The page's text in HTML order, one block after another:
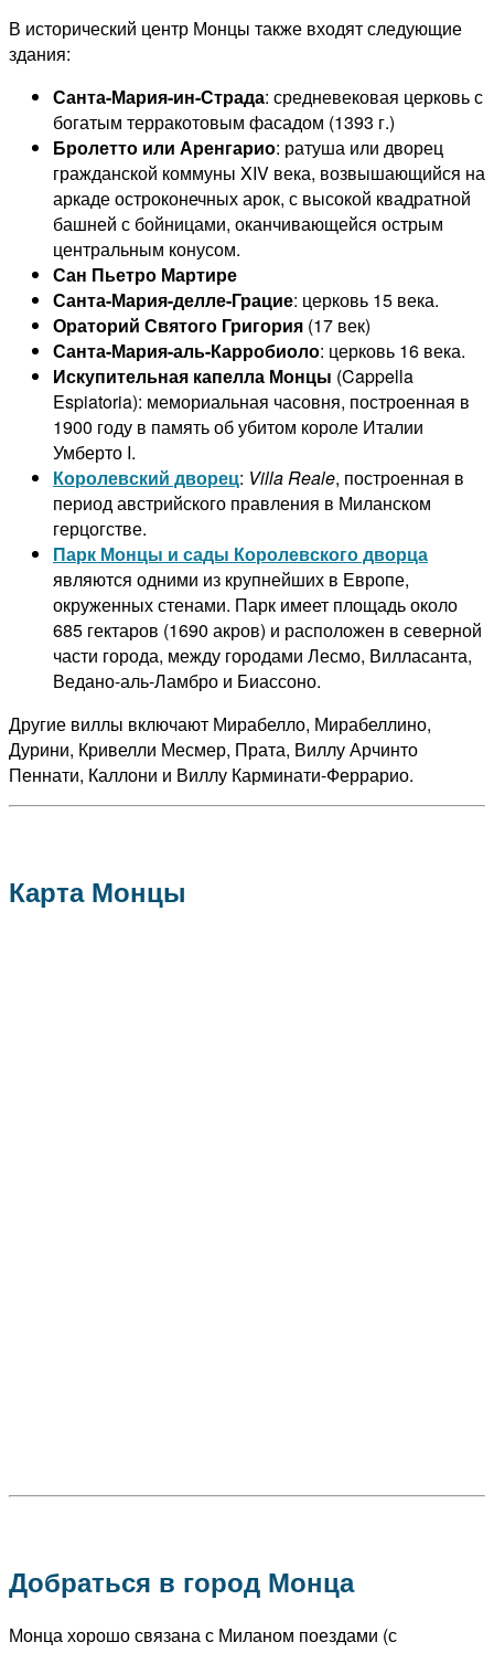
В исторический центр Монцы также входят следующие
здания:
Санта-Мария-ин-Страда: средневековая церковь с
богатым терракотовым фасадом (1393 г.)
Бролетто или Аренгарио: ратуша или дворец
гражданской коммуны XIV века, возвышающийся на
аркаде остроконечных арок, с высокой квадратной
башней с бойницами, оканчивающейся острым
центральным конусом.
Сан Пьетро Мартире
Санта-Мария-делле-Грацие: церковь 15 века.
Ораторий Святого Григория (17 век)
Санта-Мария-аль-Карробиоло: церковь 16 века.
Искупительная капелла Монцы (Cappella
Espiatoria): мемориальная часовня, построенная в
1900 году в память об убитом короле Италии
Умберто I.
Королевский дворец: Villa Reale, построенная в
период австрийского правления в Миланском
герцогстве.
Парк Монцы и сады Королевского дворца
являются одними из крупнейших в Европе,
окруженных стенами. Парк имеет площадь около
685 гектаров (1690 акров) и расположен в северной
части города, между городами Лесмо, Вилласанта,
Ведано-аль-Ламбро и Биассоно.
Другие виллы включают Мирабелло, Мирабеллино,
Дурини, Кривелли Месмер, Прата, Виллу Арчинто
Пеннати, Каллони и Виллу Карминати-Феррарио.
Карта Монцы
Добраться в город Монца
Монца хорошо связана с Миланом поездами (с